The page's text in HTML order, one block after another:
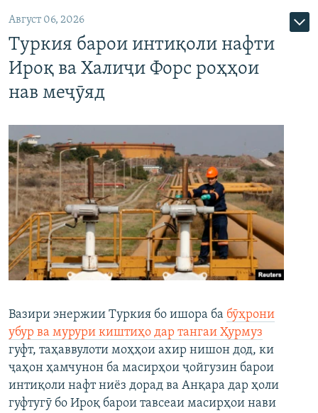
Август 06, 2026
Туркия барои интиқоли нафти
Ироқ ва Халиҷи Форс роҳҳои
нав меҷӯяд
Вазири энержии Туркия бо ишора ба бӯҳрони
убур ва мурури киштиҳо дар тангаи Ҳурмуз
гуфт, таҳаввулоти моҳҳои ахир нишон дод, ки
ҷаҳон ҳамчунон ба масирҳои ҷойгузин барои
интиқоли нафт ниёз дорад ва Анқара дар ҳоли
гуфтугӯ бо Ироқ барои тавсеаи масирҳои нави